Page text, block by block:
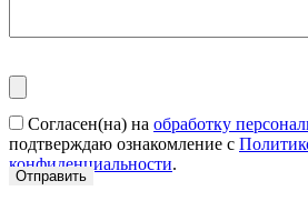
Согласен(на) на обработку
подтверждаю ознакомление с
конфиденциальности.